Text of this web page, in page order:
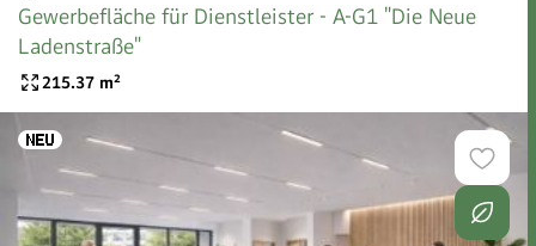
Gewerbefläche für Dienstleister - A-G1 "Die Neue
Ladenstraße"
215.37 m²